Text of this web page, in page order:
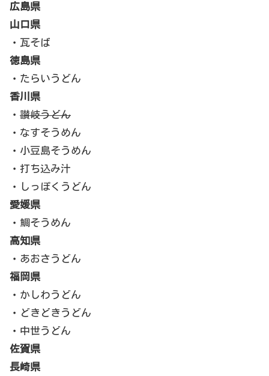
広島県
山口県
・瓦そば
徳島県
・たらいうどん
香川県
・ 讃岐うどん
・なすそうめん
・小豆島そうめん
・打ち込み汁
・しっぽくうどん
愛媛県
・鯛そうめん
高知県
・あおさうどん
福岡県
・かしわうどん
・どきどきうどん
・中世うどん
佐賀県
長崎県